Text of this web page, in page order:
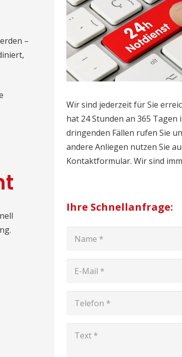
–
Wir sind jederzeit für Sie
hat 24 Stunden an 365 Tagen
dringenden Fällen rufen Sie
andere Anliegen nutzen Sie
Kontaktformular. Wir sind
Ihre Schnellanfrage: